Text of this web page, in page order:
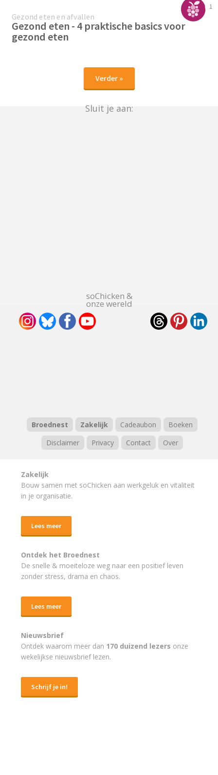
1
Gezond eten en afvallen
Gezond eten - 4 praktische basics voor
gezond eten
Verder »
Sluit je aan:
soChicken &
onze wereld
Broednest Zakelijk Cadeaubon
Boeken
Disclaimer
Privacy Contact Over
Zakelijk
Bouw samen met soChicken aan werkgeluk en vitaliteit
in je organisatie.
Lees meer
Ontdek het Broednest
De snelle & moeiteloze weg naar een positief leven
zonder stress, drama en chaos.
Lees meer
Nieuwsbrief
Ontdek waarom meer dan 170 duizend lezers onze
wekelijkse nieuwsbrief lezen.
Schrijf je in!